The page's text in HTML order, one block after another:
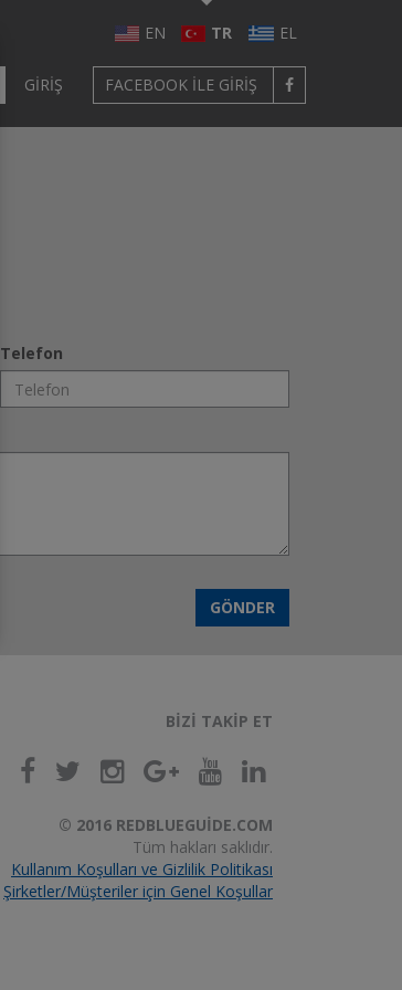
EN TR EL
GIRIŞ FACEBOOK ILE GIRIŞ
Telefon
GÖNDER
BIZI TAKIP ET
© 2016 REDBLUEGUIDE.COM
Tüm hakları saklıdır.
Kullanım Koşulları ve Gizlilik Politikası
Şirketler/Müşteriler için Genel Koşullar